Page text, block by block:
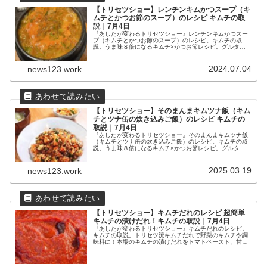
【トリセツショー】レンチンキムかつスープ（キ
ムチとかつお節のスープ）のレシピ キムチの取
説｜7月4日
『あしたが変わるトリセツショー』レンチンキムかつスー
プ（キムチとかつお節のスープ）のレシピ。キムチの取
説。うま味８倍になるキムチ×かつお節レシピ。グルタミ
news123.work 2024.07.04
【トリセツショー】そのまんまキムツナ飯（キム
チとツナ缶の炊き込みご飯）のレシピ キムチの
取説｜7月4日
『あしたが変わるトリセツショー』そのまんまキムツナ飯
（キムチとツナ缶の炊き込みご飯）のレシピ。キムチの取
説。うま味８倍になるキムチ×かつお節レシピ。グルタミ
news123.work 2025.03.19
【トリセツショー】キムチだれのレシピ 超簡単
キムチの漬けだれ！キムチの取説｜7月4日
『あしたが変わるトリセツショー』キムチだれのレシピ。
キムチの取説。トリセツ流キムチだれで野菜のキムチや調
味料に！本場のキムチの漬けだれをトマトペースト、甘